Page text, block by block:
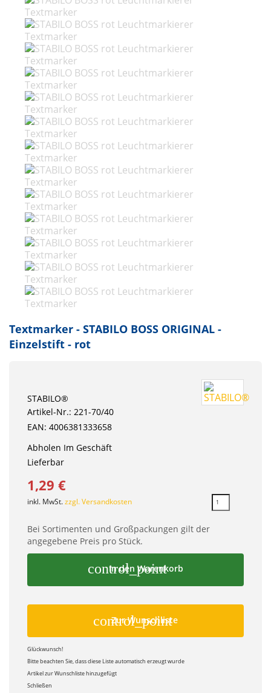
Textmarker - STABILO BOSS ORIGINAL -
Einzelstift - rot
STABILO®
Artikel-Nr.: 221-70/40
EAN: 4006381333658
Abholen Im Geschäft
Lieferbar
1,29 €
inkl. MwSt.zzgl. Versandkosten
Bei Sortimenten und Großpackungen gilt der
angegebene Preis pro Stück.
control_point
In den Warenkorb
control_point
Zur Wunschliste
Glückwunsch!
Bitte beachten Sie, dass diese Liste automatisch erzeugt wurde
Artikel zur Wunschliste hinzugefügt
Schließen